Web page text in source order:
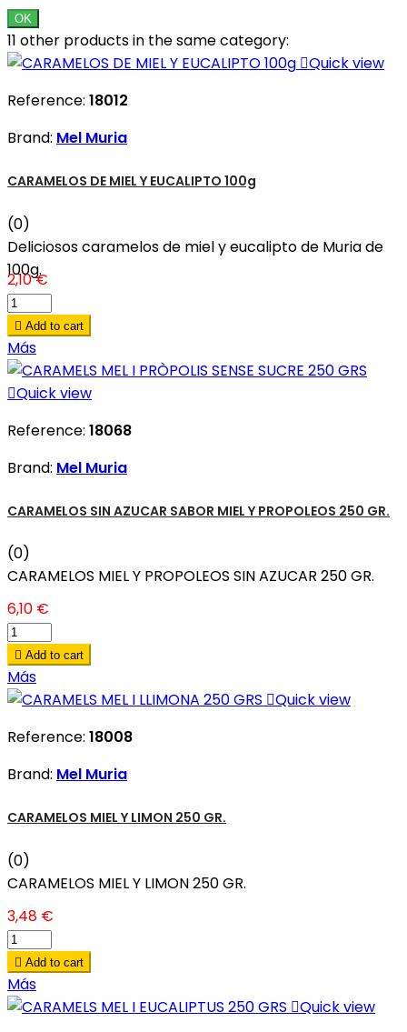
OK
11 other products in the same category:
Quick view
Reference: 18012
Brand: Mel Muria
CARAMELOS DE MIEL Y EUCALIPTO 100g
(0)
Deliciosos caramelos de miel y eucalipto de Muria de
100g.
2,10 €
 Add to cart
Más
Quick view
Reference: 18068
Brand: Mel Muria
CARAMELOS SIN AZUCAR SABOR MIEL Y PROPOLEOS 250 GR.
(0)
CARAMELOS MIEL Y PROPOLEOS SIN AZUCAR 250 GR.
6,10 €
 Add to cart
Más
Quick view
Reference: 18008
Brand: Mel Muria
CARAMELOS MIEL Y LIMON 250 GR.
(0)
CARAMELOS MIEL Y LIMON 250 GR.
3,48 €
 Add to cart
Más
Quick view